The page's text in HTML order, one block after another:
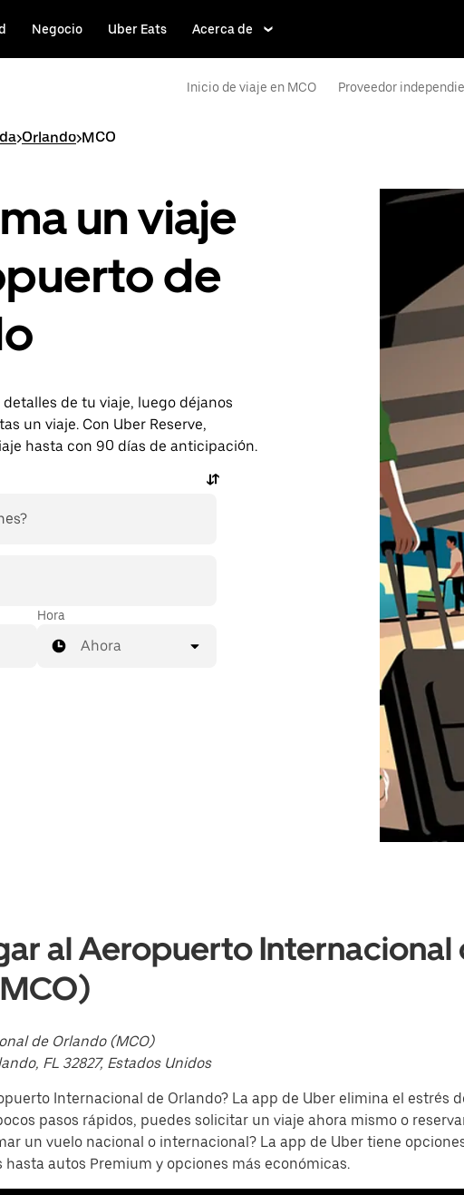
Negocio Uber Eats Acerca de
Inicio de viaje en MCO Proveedor
>Orlando>MCO
un viaje
de
de tu viaje, luego déjanos
un viaje. Con Uber Reserve,
hasta con 90 días de anticipación.
Hora
Ahora
al Aeropuerto Internacional
de Orlando (MCO)
FL 32827, Estados Unidos
Internacional de Orlando? La app de Uber elimina el estrés
pasos rápidos, puedes solicitar un viaje ahora mismo o
un vuelo nacional o internacional? La app de Uber tiene
hasta autos Premium y opciones más económicas.